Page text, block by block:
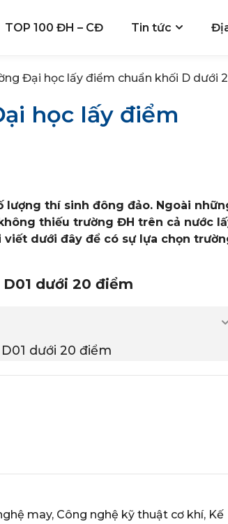
TOP 100 ĐH – CĐ Tin tức
Đại học lấy điểm chuẩn khối D dưới
học lấy điểm
lượng thí sinh đông đảo. Ngoài
thiếu trường ĐH trên cả nước
dưới đây để có sự lựa chọn
dưới 20 điểm
dưới 20 điểm
may, Công nghệ kỹ thuật cơ khí, Kế